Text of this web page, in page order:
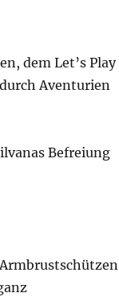
dem Let’s Play
Aventurien
Befreiung